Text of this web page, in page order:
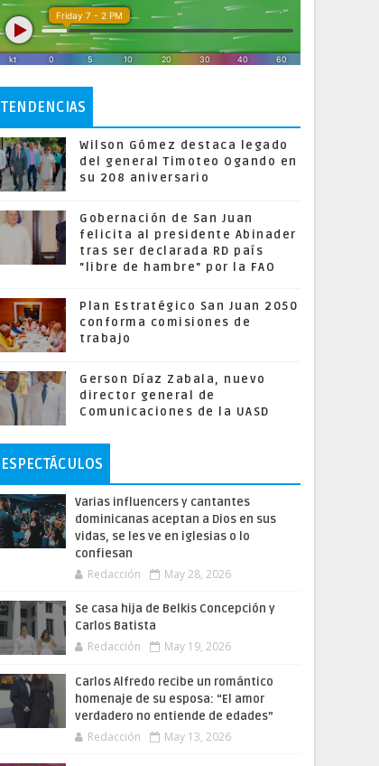
TENDENCIAS
Wilson Gómez destaca legado
del general Timoteo Ogando en
su 208 aniversario
Gobernación de San Juan
felicita al presidente Abinader
tras ser declarada RD país
"libre de hambre" por la FAO
Plan Estratégico San Juan 2050
conforma comisiones de
trabajo
Gerson Díaz Zabala, nuevo
director general de
Comunicaciones de la UASD
ESPECTÁCULOS
Varias influencers y cantantes
dominicanas aceptan a Dios en sus
vidas, se les ve en iglesias o lo
confiesan
Redacción May 28, 2026
Se casa hija de Belkis Concepción y
Carlos Batista
Redacción May 19, 2026
Carlos Alfredo recibe un romántico
homenaje de su esposa: “El amor
verdadero no entiende de edades”
Redacción May 13, 2026